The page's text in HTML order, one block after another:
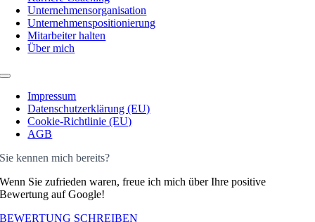
Unternehmensorganisation
Unternehmenspositionierung
Mitarbeiter halten
Über mich
Toggle
NavigationImpressum
Datenschutzerklärung (EU)
Cookie-Richtlinie (EU)
AGB
Sie kennen mich bereits?
Wenn Sie zufrieden waren, freue ich mich über Ihre positive
Bewertung auf Google!
BEWERTUNG SCHREIBEN